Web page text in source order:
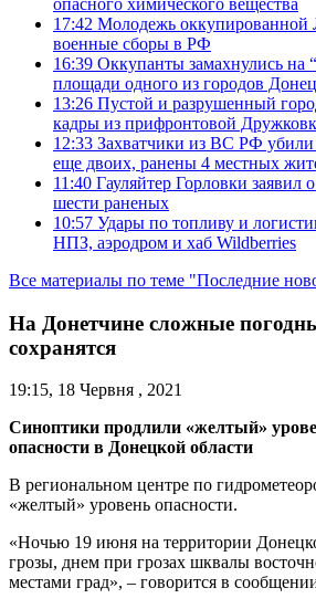
17:42 Молодежь оккупированной
военные сборы в РФ
16:39 Оккупанты замахнулись на
площади одного из городов
13:26 Пустой и разрушенный
кадры из прифронтовой
12:33 Захватчики из ВС РФ убили
еще двоих, ранены 4 местных
11:40 Гауляйтер Горловки заявил
шести раненых
10:57 Удары по топливу и
НПЗ, аэродром и хаб Wildberries
Все материалы по теме "Последние
На Донетчине сложные
сохранятся
19:15, 18 Червня , 2021
Синоптики продлили «желтый»
опасности в Донецкой области
В региональном центре по
«желтый» уровень опасности.
«Ночью 19 июня на территории
грозы, днем при грозах шквалы
местами град», – говорится в